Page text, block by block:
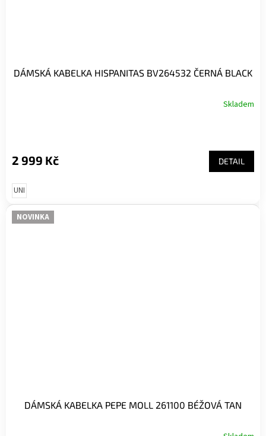
DÁMSKÁ KABELKA HISPANITAS BV264532 ČERNÁ BLACK
Skladem
2 999 Kč DETAIL
UNI
NOVINKA
DÁMSKÁ KABELKA PEPE MOLL 261100 BÉŽOVÁ TAN